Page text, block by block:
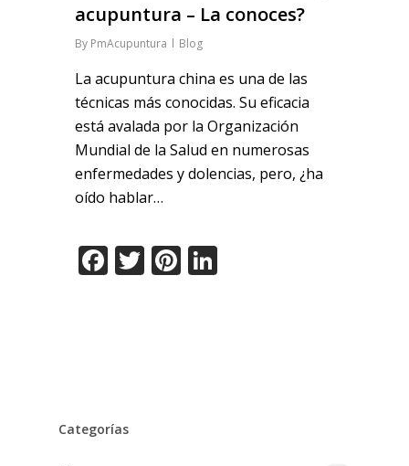
acupuntura – La conoces?
By PmAcupuntura Blog
La acupuntura china es una de las
técnicas más conocidas. Su eficacia
está avalada por la Organización
Mundial de la Salud en numerosas
enfermedades y dolencias, pero, ¿ha
oído hablar…
Facebook
TwitterPinterest
Categorías